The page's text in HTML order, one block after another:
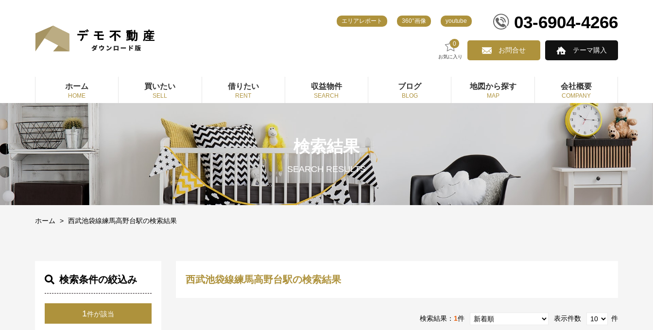
エリアレポート 360°画像 youtube 03-6904-4266
0
お気に入り
お問合せ テーマ購入
ホーム
HOME
買いたい
SELL
借りたい
RENT
収益物件
SEARCH
ブログ
BLOG
地図から探す
MAP
会社概要
COMPANY
検索結果
SEARCH RESULTS
ホーム 西武池袋線練馬高野台駅の検索結果
検索条件の絞込み
1件が該当
西武池袋線練馬高野台駅の検索結果
検索結果： 1件 表示件数 件